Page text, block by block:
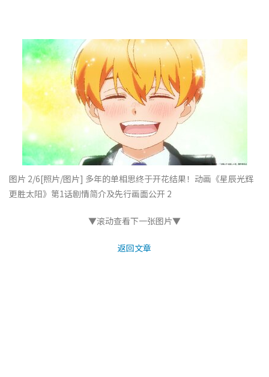
图片 2/6[照片/图片] 多年的单相思终于开花结果！动画《星辰光辉
更胜太阳》第1话剧情简介及先行画面公开 2
▼滚动查看下一张图片▼
返回文章